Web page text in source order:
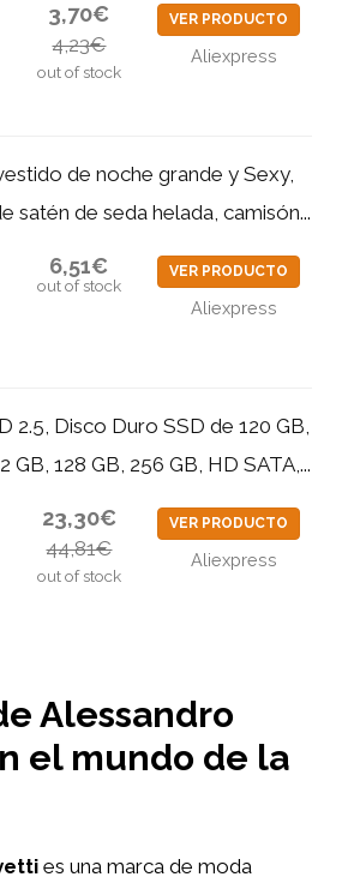
3,70€
4,23€
out of stock
VER PRODUCTO
Aliexpress
de noche grande y Sexy,
satén de seda helada, camisón...
6,51€
out of stock
VER PRODUCTO
Aliexpress
2.5, Disco Duro SSD de 120 GB,
GB, 128 GB, 256 GB, HD SATA,...
23,30€
44,81€
out of stock
VER PRODUCTO
Aliexpress
Alessandro
el mundo de la
es una marca de moda